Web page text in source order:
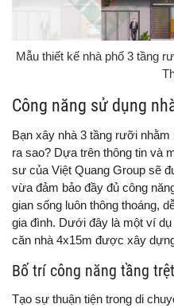
Mẫu thiết kế nhà phố 3 tầng
Công năng sử dụng
Bạn xây nhà 3 tầng rưỡi
ra sao? Dựa trên thông tin và
sư của Việt Quang Group sẽ
vừa đảm bảo đầy đủ công
gian sống luôn thông thoáng,
gia đình. Dưới đây là một ví
căn nhà 4x15m được xây
Bố trí công năng tầng trệt
Tạo sự thuận tiện trong di